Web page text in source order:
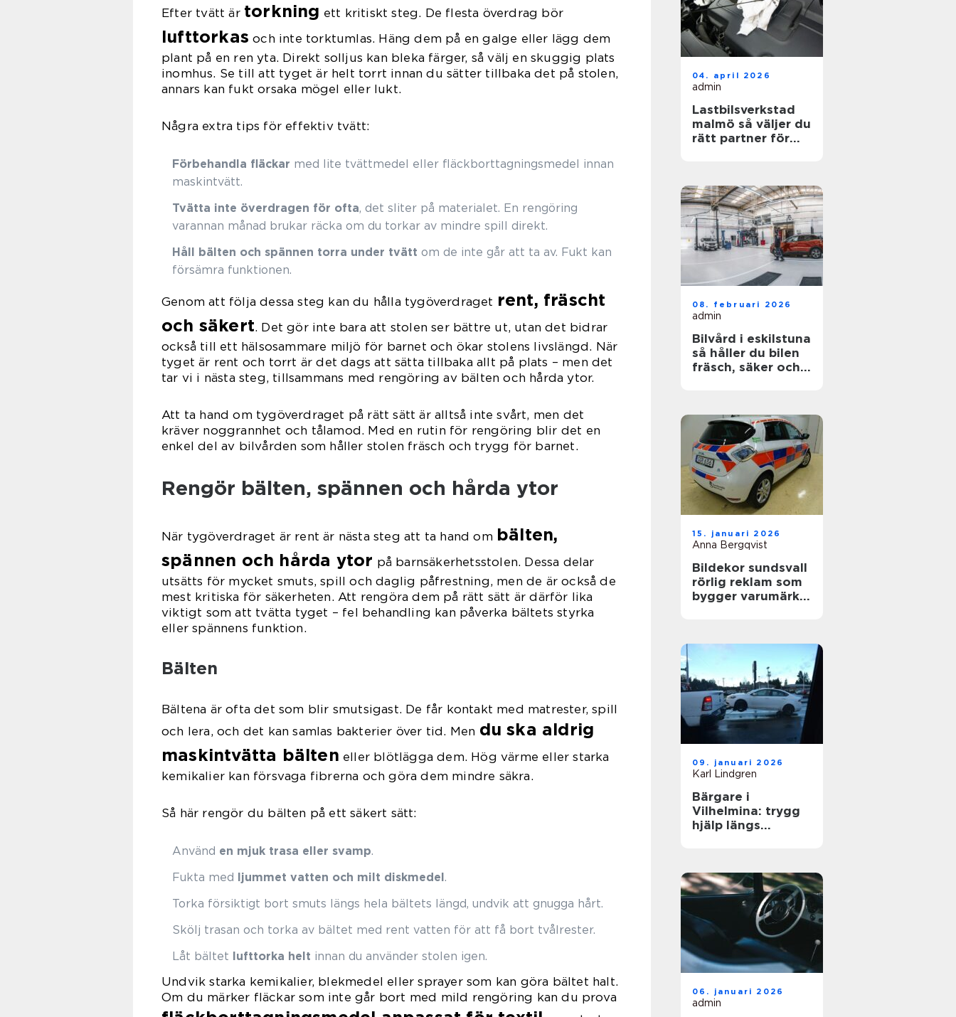
Efter tvätt är torkning ett kritiskt steg. De flesta överdrag bör
lufttorkas och inte torktumlas. Häng dem på en galge eller lägg dem
plant på en ren yta. Direkt solljus kan bleka färger, så välj en skuggig plats
inomhus. Se till att tyget är helt torrt innan du sätter tillbaka det på stolen,
annars kan fukt orsaka mögel eller lukt.
Några extra tips för effektiv tvätt:
Förbehandla fläckar med lite tvättmedel eller fläckborttagningsmedel innan
maskintvätt.
Tvätta inte överdragen för ofta, det sliter på materialet. En rengöring
varannan månad brukar räcka om du torkar av mindre spill direkt.
Håll bälten och spännen torra under tvätt om de inte går att ta av. Fukt kan
försämra funktionen.
Genom att följa dessa steg kan du hålla tygöverdraget rent, fräscht
och säkert. Det gör inte bara att stolen ser bättre ut, utan det bidrar
också till ett hälsosammare miljö för barnet och ökar stolens livslängd. När
tyget är rent och torrt är det dags att sätta tillbaka allt på plats – men det
tar vi i nästa steg, tillsammans med rengöring av bälten och hårda ytor.
Att ta hand om tygöverdraget på rätt sätt är alltså inte svårt, men det
kräver noggrannhet och tålamod. Med en rutin för rengöring blir det en
enkel del av bilvården som håller stolen fräsch och trygg för barnet.
Rengör bälten, spännen och hårda ytor
När tygöverdraget är rent är nästa steg att ta hand om bälten,
spännen och hårda ytor på barnsäkerhetsstolen. Dessa delar
utsätts för mycket smuts, spill och daglig påfrestning, men de är också de
mest kritiska för säkerheten. Att rengöra dem på rätt sätt är därför lika
viktigt som att tvätta tyget – fel behandling kan påverka bältets styrka
eller spännens funktion.
Bälten
Bältena är ofta det som blir smutsigast. De får kontakt med matrester, spill
och lera, och det kan samlas bakterier över tid. Men du ska aldrig
maskintvätta bälten eller blötlägga dem. Hög värme eller starka
kemikalier kan försvaga fibrerna och göra dem mindre säkra.
Så här rengör du bälten på ett säkert sätt:
Använd en mjuk trasa eller svamp.
Fukta med ljummet vatten och milt diskmedel.
Torka försiktigt bort smuts längs hela bältets längd, undvik att gnugga hårt.
Skölj trasan och torka av bältet med rent vatten för att få bort tvålrester.
Låt bältet lufttorka helt innan du använder stolen igen.
Undvik starka kemikalier, blekmedel eller sprayer som kan göra bältet halt.
Om du märker fläckar som inte går bort med mild rengöring kan du prova
04. april 2026
admin
Lastbilsverkstad
malmö så väljer du
rätt partner för
08. februari 2026
admin
Bilvård i eskilstuna
så håller du bilen
fräsch, säker och
15. januari 2026
Anna Bergqvist
Bildekor sundsvall
rörlig reklam som
bygger varumärke
09. januari 2026
Karl Lindgren
Bärgare i
Vilhelmina: trygg
hjälp längs
06. januari 2026
admin